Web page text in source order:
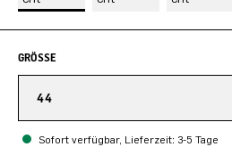
GRÖSSE
44
Sofort verfügbar, Lieferzeit: 3-5 Tage